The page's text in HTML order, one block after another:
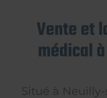
Vente et
médical
Situé à